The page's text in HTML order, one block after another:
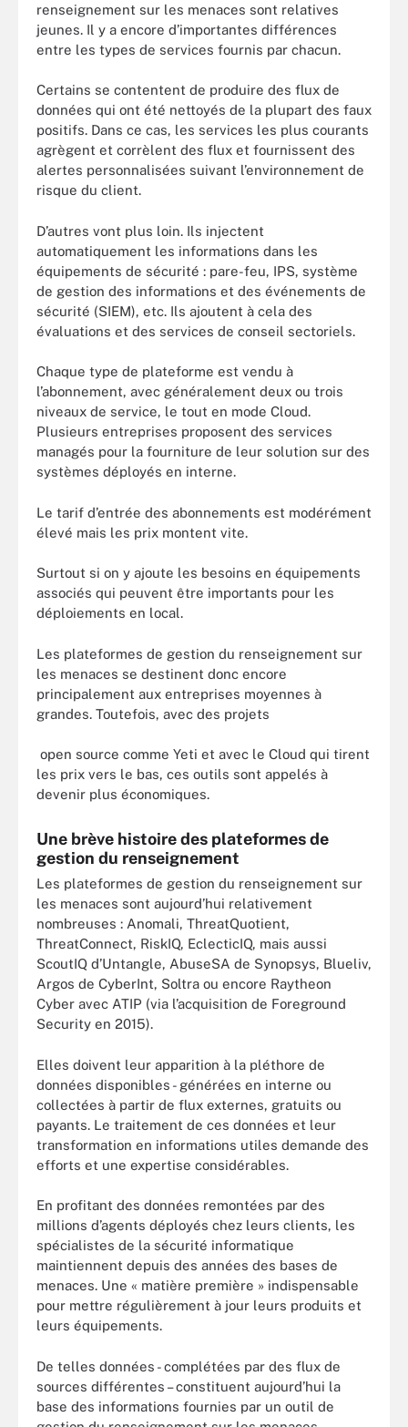
renseignement sur les menaces sont relatives
jeunes. Il y a encore d’importantes différences
entre les types de services fournis par chacun.
Certains se contentent de produire des flux de
données qui ont été nettoyés de la plupart des faux
positifs. Dans ce cas, les services les plus courants
agrègent et corrèlent des flux et fournissent des
alertes personnalisées suivant l’environnement de
risque du client.
D’autres vont plus loin. Ils injectent
automatiquement les informations dans les
équipements de sécurité : pare-feu, IPS, système
de gestion des informations et des événements de
sécurité (SIEM), etc. Ils ajoutent à cela des
évaluations et des services de conseil sectoriels.
Chaque type de plateforme est vendu à
l’abonnement, avec généralement deux ou trois
niveaux de service, le tout en mode Cloud.
Plusieurs entreprises proposent des services
managés pour la fourniture de leur solution sur des
systèmes déployés en interne.
Le tarif d’entrée des abonnements est modérément
élevé mais les prix montent vite.
Surtout si on y ajoute les besoins en équipements
associés qui peuvent être importants pour les
déploiements en local.
Les plateformes de gestion du renseignement sur
les menaces se destinent donc encore
principalement aux entreprises moyennes à
grandes. Toutefois, avec des projets
open source comme Yeti et avec le Cloud qui tirent
les prix vers le bas, ces outils sont appelés à
devenir plus économiques.
Une brève histoire des plateformes de
gestion du renseignement
Les plateformes de gestion du renseignement sur
les menaces sont aujourd’hui relativement
nombreuses : Anomali, ThreatQuotient,
ThreatConnect, RiskIQ, EclecticIQ, mais aussi
ScoutIQ d’Untangle, AbuseSA de Synopsys, Blueliv,
Argos de CyberInt, Soltra ou encore Raytheon
Cyber avec ATIP (via l’acquisition de Foreground
Security en 2015).
Elles doivent leur apparition à la pléthore de
données disponibles - générées en interne ou
collectées à partir de flux externes, gratuits ou
payants. Le traitement de ces données et leur
transformation en informations utiles demande des
efforts et une expertise considérables.
En profitant des données remontées par des
millions d’agents déployés chez leurs clients, les
spécialistes de la sécurité informatique
maintiennent depuis des années des bases de
menaces. Une « matière première » indispensable
pour mettre régulièrement à jour leurs produits et
leurs équipements.
De telles données - complétées par des flux de
sources différentes – constituent aujourd’hui la
base des informations fournies par un outil de